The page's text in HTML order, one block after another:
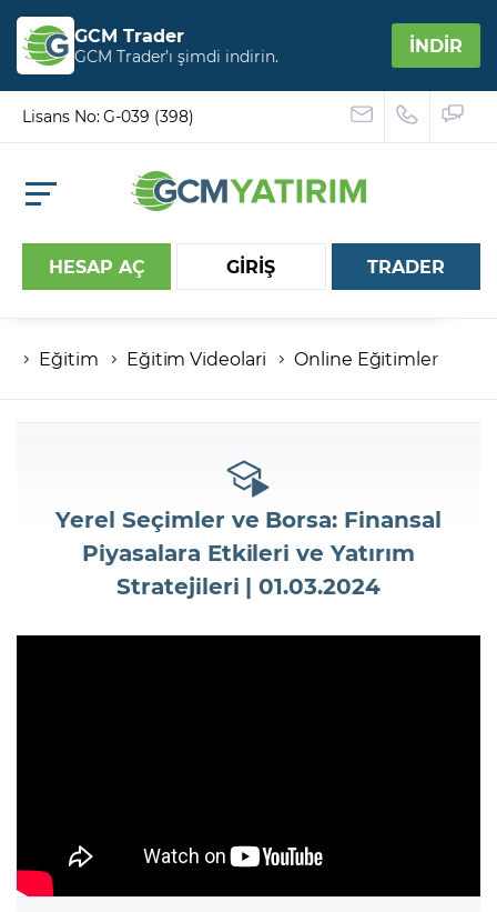
GCM Trader
GCM Trader’ı şimdi indirin. İNDİR
Lisans No: G-039 (398)
HESAP AÇ GİRİŞ
Hesap numaranız
Şifreniz
Şifremi Unuttum
TRADER
Eğitim Eğitim Videolari Online Eğitimler
Yerel Seçimler ve Borsa: Finansal
Piyasalara Etkileri ve Yatırım
Stratejileri | 01.03.2024